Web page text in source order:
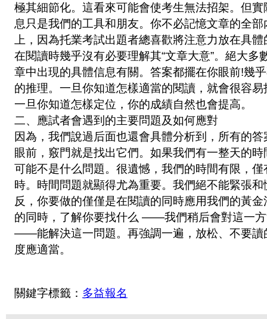
極其細節化。這看來可能會使考生無法招架。但實
息只是我們的工具和朋友。你不必記憶文章的全部
上，因為托業考試出題者總喜歡將注意力放在具
在閱讀時幾乎沒有必要理解其“文章大意”。絕大多
章中出現的具體信息有關。答案都擺在你眼前!幾
的推理。一旦你知道怎樣適當的閱讀，就會很容易
一旦你知道怎樣定位，你的成績自然也會提高。
二、應試者會遇到的主要問題及如何應對
因為，我們說過后面也還會具體分析到，所有的答
眼前，竅門就是找出它們。如果我們有一整天的時
可能不是什么問題。很遺憾，我們的時間有限，僅
時。時間問題就顯得尤為重要。我們絕不能緊張和
反，你要做的僅僅是在閱讀的同時應用我們的黃
的同時，了解你要找什么 ——我們稍后會對這一
——能解決這一問題。再強調一遍，放松、不要讀
度應適當。
關鍵字標籤： 多益報名